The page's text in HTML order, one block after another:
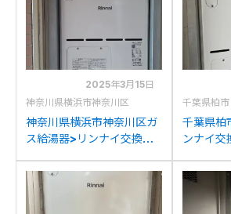
イ
への交換
2025年3月15日
神奈川県横浜市神奈川区
神奈川県横浜市神奈川区ガ
ス給湯器>リンナイ交換工
RFUH-VD2401AU2-3か
らリンナイRVD-
A2400AU2-3(B)への交換
千葉県柏市
千葉県柏
ンナイ交
ナイ
3(B)への